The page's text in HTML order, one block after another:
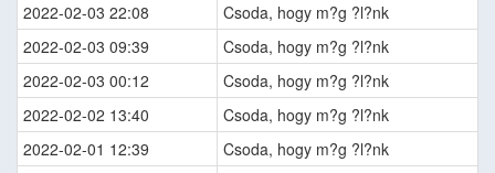
2022-02-03 22:08
Csoda, hogy m?g ?l?nk
2022-02-03 09:39
Csoda, hogy m?g ?l?nk
2022-02-03 00:12
Csoda, hogy m?g ?l?nk
2022-02-02 13:40
Csoda, hogy m?g ?l?nk
2022-02-01 12:39
Csoda, hogy m?g ?l?nk